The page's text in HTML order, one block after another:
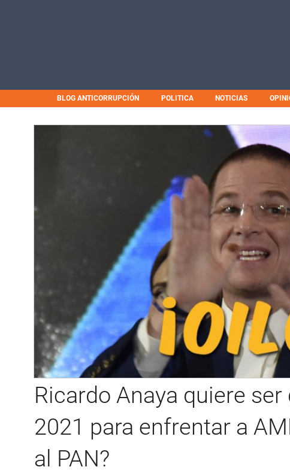
BLOG ANTICORRUPCIÓN POLITICA NOTICIAS
Ricardo Anaya quiere
2021 para enfrentar a
al PAN?